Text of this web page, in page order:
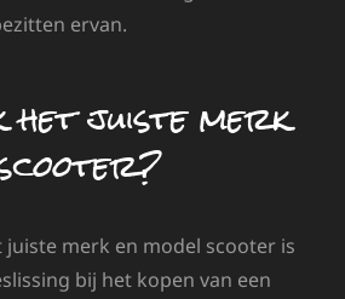
ervan.
het juiste merk
juiste merk en model scooter is
bij het kopen van een